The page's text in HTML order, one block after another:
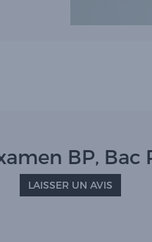
BP,
LAISSER UN AVIS